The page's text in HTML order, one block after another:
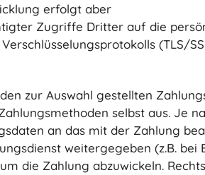
erfolgt aber
Zugriffe Dritter auf die
(TLS/
zur Auswahl gestellten
selbst aus. Je
an das mit der Zahlung
weitergegeben (z.B.
die Zahlung abzuwickeln.